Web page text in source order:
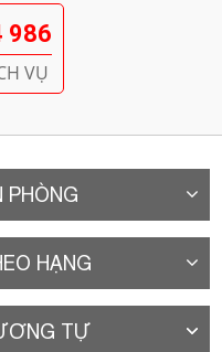
986
VỤ
PHÒNG
HẠNG
TỰ